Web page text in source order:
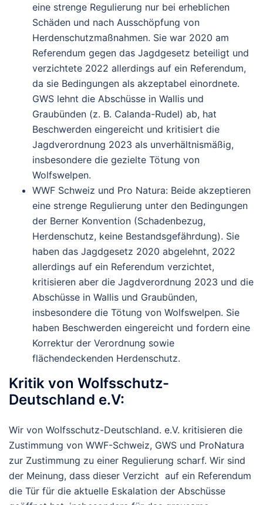
eine strenge Regulierung nur bei erheblichen
Schäden und nach Ausschöpfung von
Herdenschutzmaßnahmen. Sie war 2020 am
Referendum gegen das Jagdgesetz beteiligt und
verzichtete 2022 allerdings auf ein Referendum,
da sie Bedingungen als akzeptabel einordnete.
GWS lehnt die Abschüsse in Wallis und
Graubünden (z. B. Calanda-Rudel) ab, hat
Beschwerden eingereicht und kritisiert die
Jagdverordnung 2023 als unverhältnismäßig,
insbesondere die gezielte Tötung von
Wolfswelpen.
WWF Schweiz und Pro Natura: Beide akzeptieren
eine strenge Regulierung unter den Bedingungen
der Berner Konvention (Schadenbezug,
Herdenschutz, keine Bestandsgefährdung). Sie
haben das Jagdgesetz 2020 abgelehnt, 2022
allerdings auf ein Referendum verzichtet,
kritisieren aber die Jagdverordnung 2023 und die
Abschüsse in Wallis und Graubünden,
insbesondere die Tötung von Wolfswelpen. Sie
haben Beschwerden eingereicht und fordern eine
Korrektur der Verordnung sowie
flächendeckenden Herdenschutz.
Kritik von Wolfsschutz-
Deutschland e.V:
Wir von Wolfsschutz-Deutschland. e.V. kritisieren die
Zustimmung von WWF-Schweiz, GWS und ProNatura
zur Zustimmung zu einer Regulierung scharf. Wir sind
der Meinung, dass dieser Verzicht auf ein Referendum
die Tür für die aktuelle Eskalation der Abschüsse